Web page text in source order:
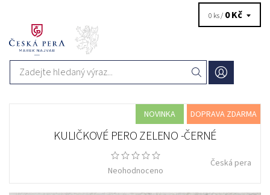
0 ks / 0 Kč
NOVINKA DOPRAVA ZDARMA
KULIČKOVÉ PERO ZELENO -ČERNÉ
Neohodnoceno
Česká pera